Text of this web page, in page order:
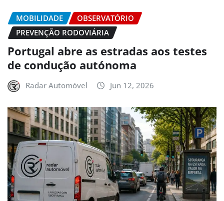
MOBILIDADE
OBSERVATÓRIO
PREVENÇÃO RODOVIÁRIA
Portugal abre as estradas aos testes
de condução autónoma
Radar Automóvel Jun 12, 2026